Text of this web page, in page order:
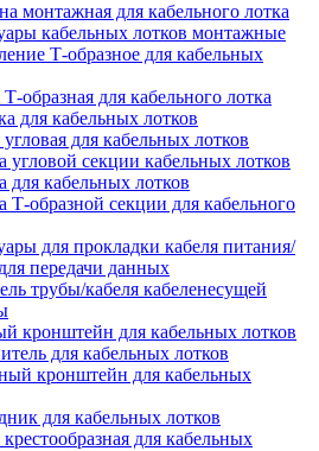
монтажная для кабельного лотка
кабельных лотков монтажные
Т-образное для кабельных
образная для кабельного лотка
для кабельных лотков
для кабельных лотков
секции кабельных лотков
кабельных лотков
образной секции для кабельного
для прокладки кабеля питания/
передачи данных
трубы/кабеля кабеленесущей
кронштейн для кабельных лотков
для кабельных лотков
кронштейн для кабельных
для кабельных лотков
для кабельных